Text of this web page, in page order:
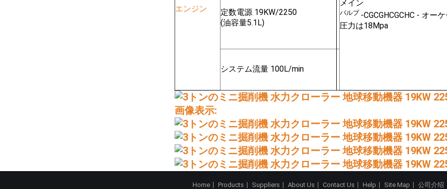
メイン
バルブ -CGCGHCGCHC - オー
圧力は18Mpa
エンジン
定数電源 19KW/2250
(油容量5.1L)
システム流量 100L/min
画像表示:
Home Products Suppliers About Us Contact Us Help Site Map 公司介绍